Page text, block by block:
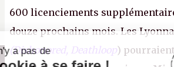
600 licenciements
douze prochains mois. Les
(Dishonored, Deathloop)
Il n'y a pas de